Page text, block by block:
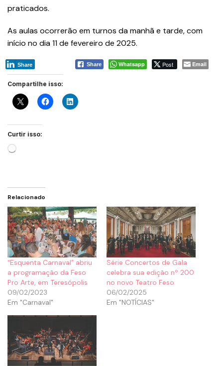
praticados.
As aulas ocorrerão em turnos da manhã e tarde, com
início no dia 11 de fevereiro de 2025.
Share Whatsapp Post Email
Share
Compartilhe isso:
Curtir isso:
Relacionado
“Esquenta Carnaval” abriu
a programação da Feso
Pro Arte, em Teresópolis
09/02/2023
Em "Carnaval"
Série Concertos de Gala
celebra sua edição nº 200
no novo Teatro Feso
06/02/2025
Em "NOTÍCIAS"